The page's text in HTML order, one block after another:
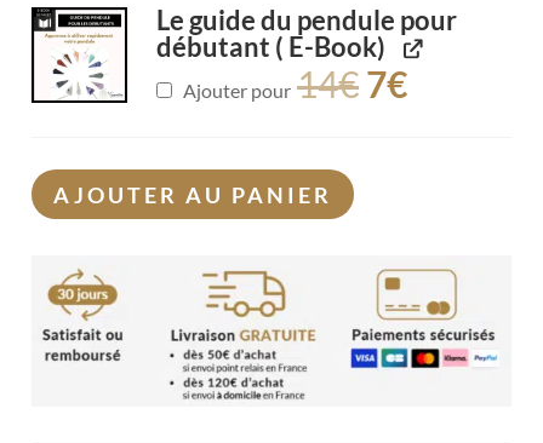
Le guide du pendule pour
débutant ( E-Book)
Ajouter pour 14€7€
AJOUTER AU PANIER